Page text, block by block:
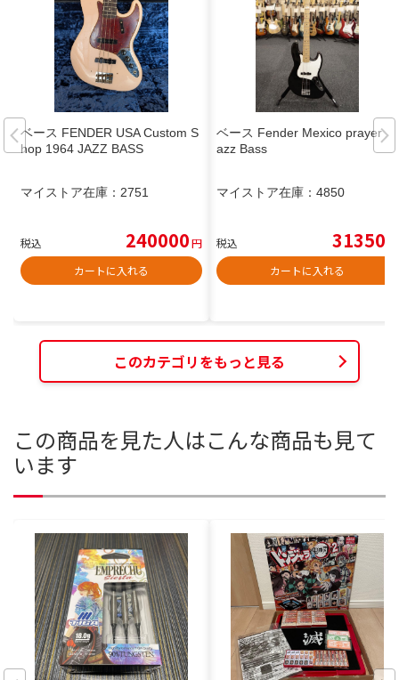
ベース FENDER USA Custom S
hop 1964 JAZZ BASS
マイストア在庫： 2751
税込 240000円
カートに入れる
ベース Fender Mexico prayer J
azz Bass
マイストア在庫： 4850
税込 31350
カートに入れる
このカテゴリをもっと見る
この商品を見た人はこんな商品も見て
います